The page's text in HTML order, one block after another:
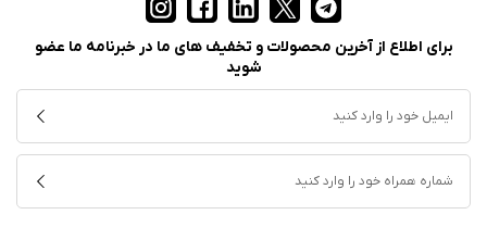
برای اطلاع از آخرین محصولات و تخفیف های ما در خبرنامه ما عضو
شوید